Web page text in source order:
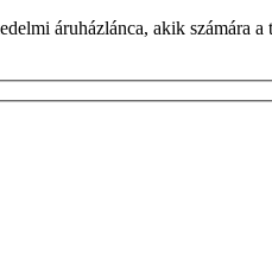
áruházlánca, akik számára